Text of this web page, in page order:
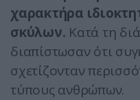
χαρακτήρα
σκύλων. Κατά τη
διαπίστωσαν ότι
σχετίζονταν
τύπους ανθρώπων.